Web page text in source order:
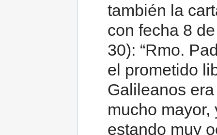
también la
con fecha 8
30): “Rmo.
el prometido
Galileanos
mucho
estando muy